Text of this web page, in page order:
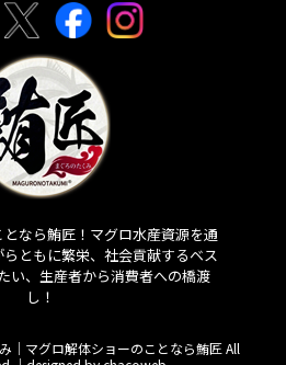
なら鮪匠！マグロ水産資源を通
ともに繁栄、社会貢献するベス
い、生産者から消費者への橋渡
し！
｜マグロ解体ショーのことなら鮪匠 All